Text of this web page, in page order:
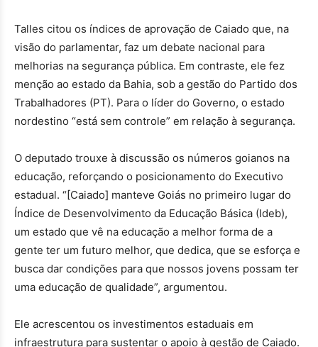
Talles citou os índices de aprovação de Caiado que, na
visão do parlamentar, faz um debate nacional para
melhorias na segurança pública. Em contraste, ele fez
menção ao estado da Bahia, sob a gestão do Partido dos
Trabalhadores (PT). Para o líder do Governo, o estado
nordestino “está sem controle” em relação à segurança.
O deputado trouxe à discussão os números goianos na
educação, reforçando o posicionamento do Executivo
estadual. “[Caiado] manteve Goiás no primeiro lugar do
Índice de Desenvolvimento da Educação Básica (Ideb),
um estado que vê na educação a melhor forma de a
gente ter um futuro melhor, que dedica, que se esforça e
busca dar condições para que nossos jovens possam ter
uma educação de qualidade”, argumentou.
Ele acrescentou os investimentos estaduais em
infraestrutura para sustentar o apoio à gestão de Caiado.